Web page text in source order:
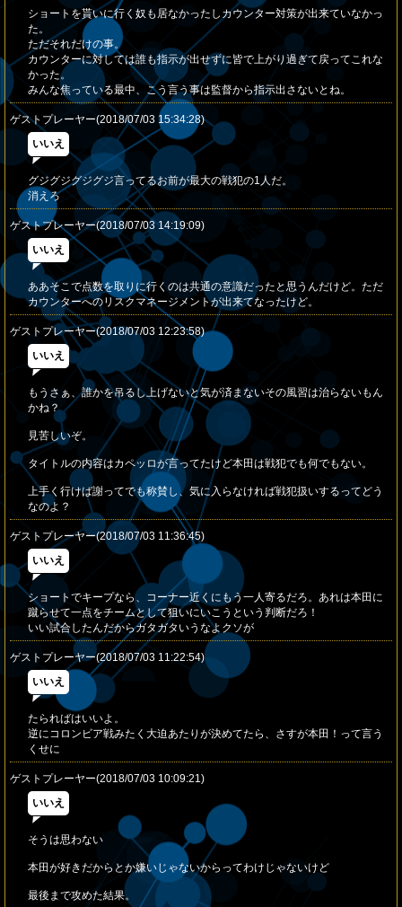
ショートを貰いに行く奴も居なかったしカウンター対策が出来ていなかっ
た。
ただそれだけの事。
カウンターに対しては誰も指示が出せずに皆で上がり過ぎて戻ってこれな
かった。
みんな焦っている最中、こう言う事は監督から指示出さないとね。
ゲストプレーヤー(2018/07/03 15:34:28)
いいえ
グジグジグジグジ言ってるお前が最大の戦犯の1人だ。
消えろ
ゲストプレーヤー(2018/07/03 14:19:09)
いいえ
ああそこで点数を取りに行くのは共通の意識だったと思うんだけど。ただ
カウンターへのリスクマネージメントが出来てなったけど。
ゲストプレーヤー(2018/07/03 12:23:58)
いいえ
もうさぁ、誰かを吊るし上げないと気が済まないその風習は治らないもん
かね？
見苦しいぞ。
タイトルの内容はカペッロが言ってたけど本田は戦犯でも何でもない。
上手く行けば謝ってでも称賛し、気に入らなければ戦犯扱いするってどう
なのよ？
ゲストプレーヤー(2018/07/03 11:36:45)
いいえ
ショートでキープなら、コーナー近くにもう一人寄るだろ。あれは本田に
蹴らせて一点をチームとして狙いにいこうという判断だろ！
いい試合したんだからガタガタいうなよクソが
ゲストプレーヤー(2018/07/03 11:22:54)
いいえ
たらればはいいよ。
逆にコロンビア戦みたく大迫あたりが決めてたら、さすが本田！って言う
くせに
ゲストプレーヤー(2018/07/03 10:09:21)
いいえ
そうは思わない
本田が好きだからとか嫌いじゃないからってわけじゃないけど
最後まで攻めた結果。